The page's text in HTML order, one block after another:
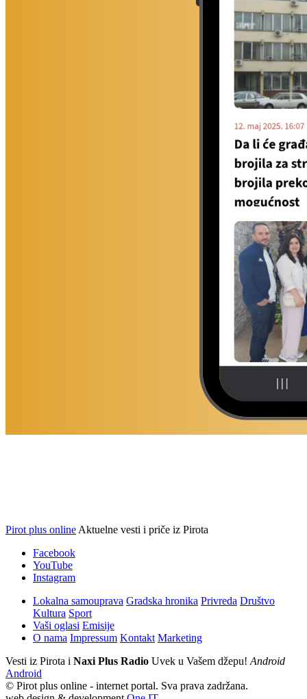
Pirot plus online Aktuelne vesti i priče iz Pirota
Facebook
YouTube
Instagram
Lokalna samouprava Gradska hronika Privreda Društvo
Kultura Sport
Vaši oglasi Emisije
O nama Impressum Kontakt Marketing
Vesti iz Pirota i Naxi Plus Radio Uvek u Vašem džepu! Android
Android
© Pirot plus online - internet portal. Sva prava zadržana.